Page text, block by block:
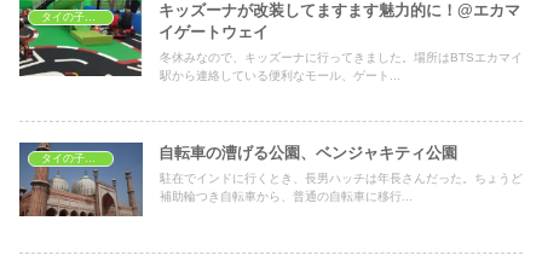
キッズーナが改装してますます魅力的に！@エカマ
イゲートウェイ
冬休みなので、キッズーナに行ってきました。場所はBTSエカマイ
駅から連絡している便利なモール、ゲート...
タイの子どもの遊び場 自転車の漕げる公園、ベンジャキティ公園
駐在でインドに行くとき、長男ハッチは年長さんだった。ちょうど
補助輪つき自転車から、普通の自転車に移行...